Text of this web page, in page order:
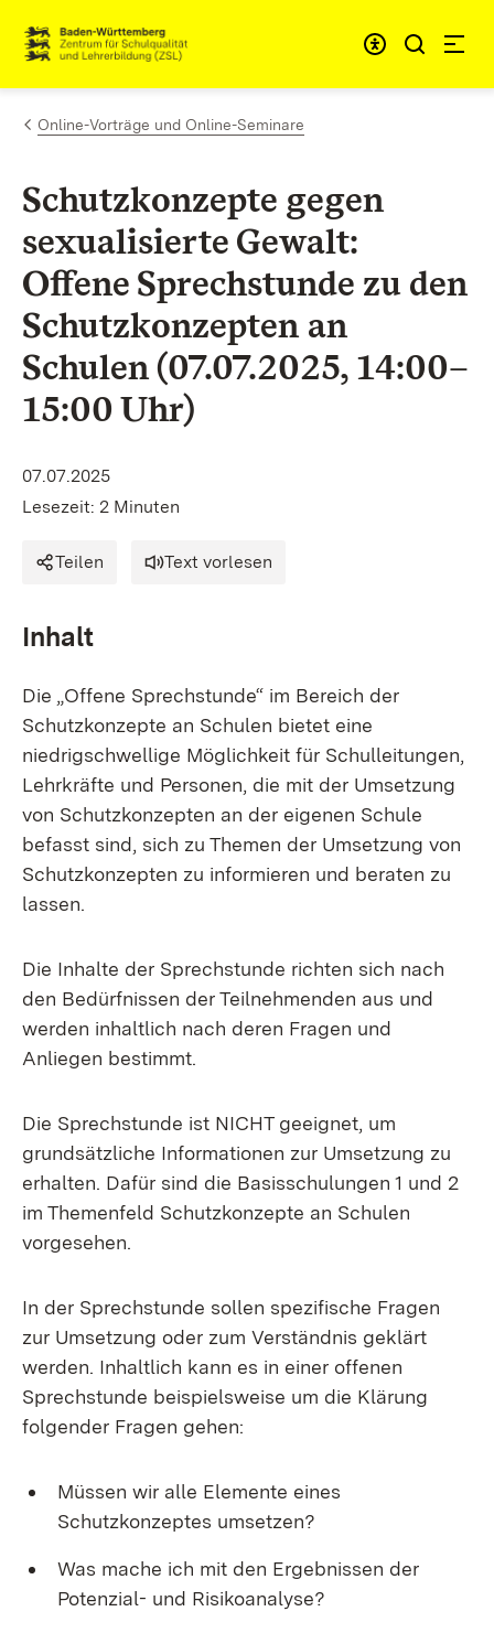
Zum Inhalt springen
Link zur Startseite
Online-Vorträge und Online-Seminare
Schutzkonzepte gegen
sexualisierte Gewalt:
Offene Sprechstunde zu den
Schutzkonzepten an
Schulen (07.07.2025, 14:00–
15:00 Uhr)
07.07.2025
Lesezeit: 2 Minuten
Teilen Text vorlesen
Inhalt
Die „Offene Sprechstunde“ im Bereich der
Schutzkonzepte an Schulen bietet eine
niedrigschwellige Möglichkeit für Schulleitungen,
Lehrkräfte und Personen, die mit der Umsetzung
von Schutzkonzepten an der eigenen Schule
befasst sind, sich zu Themen der Umsetzung von
Schutzkonzepten zu informieren und beraten zu
lassen.
Die Inhalte der Sprechstunde richten sich nach
den Bedürfnissen der Teilnehmenden aus und
werden inhaltlich nach deren Fragen und
Anliegen bestimmt.
Die Sprechstunde ist NICHT geeignet, um
grundsätzliche Informationen zur Umsetzung zu
erhalten. Dafür sind die Basisschulungen 1 und 2
im Themenfeld Schutzkonzepte an Schulen
vorgesehen.
In der Sprechstunde sollen spezifische Fragen
zur Umsetzung oder zum Verständnis geklärt
werden. Inhaltlich kann es in einer offenen
Sprechstunde beispielsweise um die Klärung
folgender Fragen gehen:
Müssen wir alle Elemente eines
Schutzkonzeptes umsetzen?
Was mache ich mit den Ergebnissen der
Potenzial- und Risikoanalyse?